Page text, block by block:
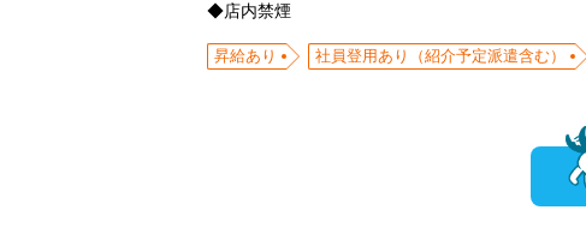
◆店内禁煙
昇給あり 社員登用あり（紹介予定派遣含む）